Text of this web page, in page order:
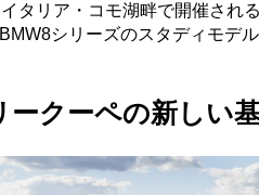
タリア・コモ湖畔で開催され
シリーズのスタディモデ
ークーペの新しい